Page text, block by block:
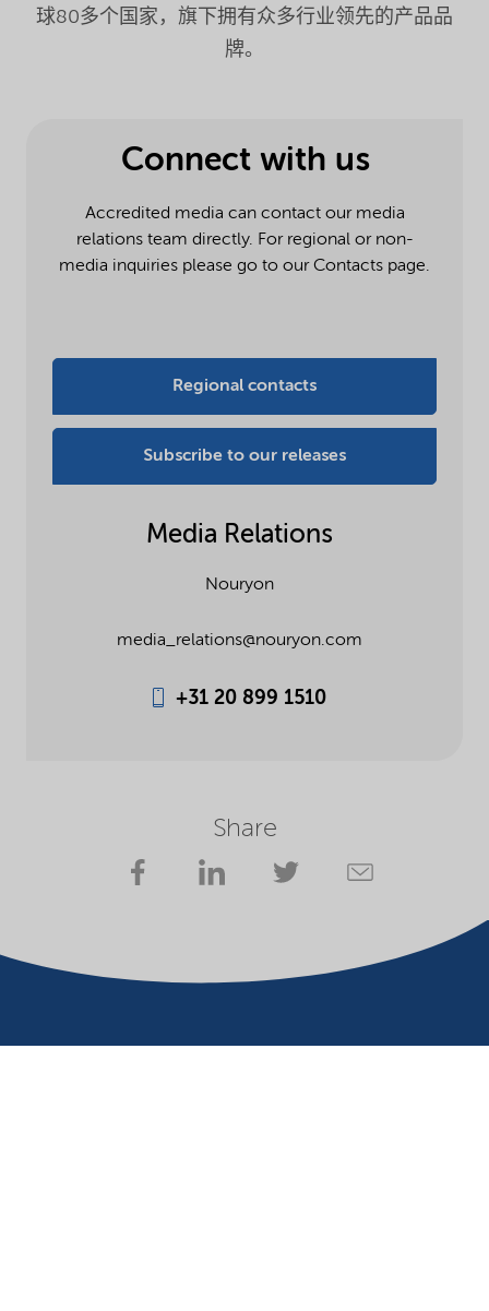
球80多个国家，旗下拥有众多行业领先的产品品
牌。
Connect with us
Accredited media can contact our media
relations team directly. For regional or non-
media inquiries please go to our Contacts page.
Regional contacts
Subscribe to our releases
Media Relations
Nouryon
media_relations@nouryon.com
+31 20 899 1510
Share